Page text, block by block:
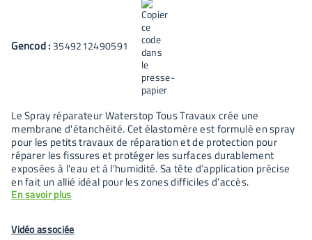
Gencod : 3549212490591
Le Spray réparateur Waterstop Tous Travaux crée une
membrane d'étanchéité. Cet élastomère est formulé en spray
pour les petits travaux de réparation et de protection pour
réparer les fissures et protéger les surfaces durablement
exposées à l'eau et à l'humidité. Sa tête d’application précise
en fait un allié idéal pour les zones difficiles d’accès.
En savoir plus
Vidéo associée